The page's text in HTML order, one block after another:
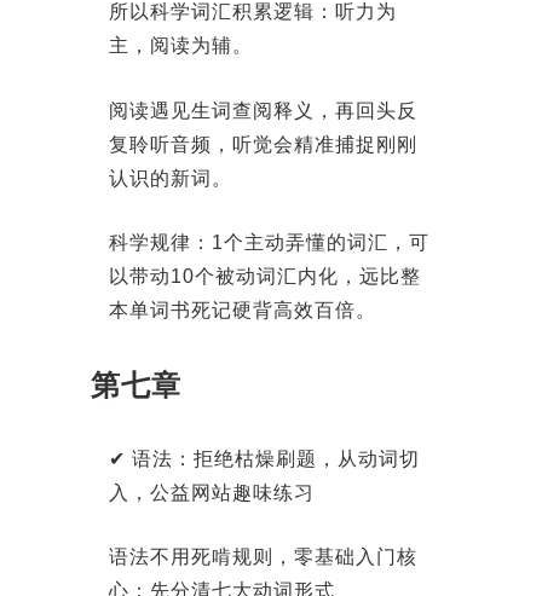
所以科学词汇积累逻辑：听力为
主，阅读为辅。
阅读遇见生词查阅释义，再回头反
复聆听音频，听觉会精准捕捉刚刚
认识的新词。
科学规律：1个主动弄懂的词汇，可
以带动10个被动词汇内化，远比整
本单词书死记硬背高效百倍。
第七章
✔ 语法：拒绝枯燥刷题，从动词切
入，公益网站趣味练习
语法不用死啃规则，零基础入门核
心：先分清七大动词形式